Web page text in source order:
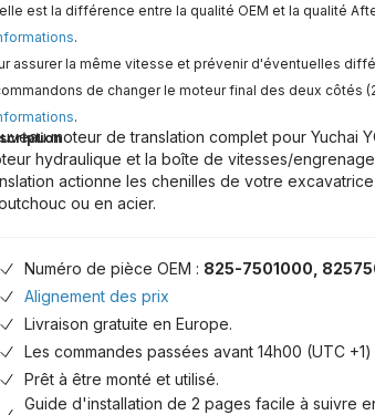
est la différence entre la qualité OEM et la qualité
.
assurer la même vitesse et prévenir d'éventuelles
de changer le moteur final des deux côtés
.
moteur de translation complet pour Yuchai
hydraulique et la boîte de vitesses/
actionne les chenilles de votre
ou en acier.
Numéro de pièce OEM : 825-7501000,
Alignement des prix
Livraison gratuite en Europe.
Les commandes passées avant 14h00 (UTC
Prêt à être monté et utilisé.
Guide d'installation de 2 pages facile à suivre